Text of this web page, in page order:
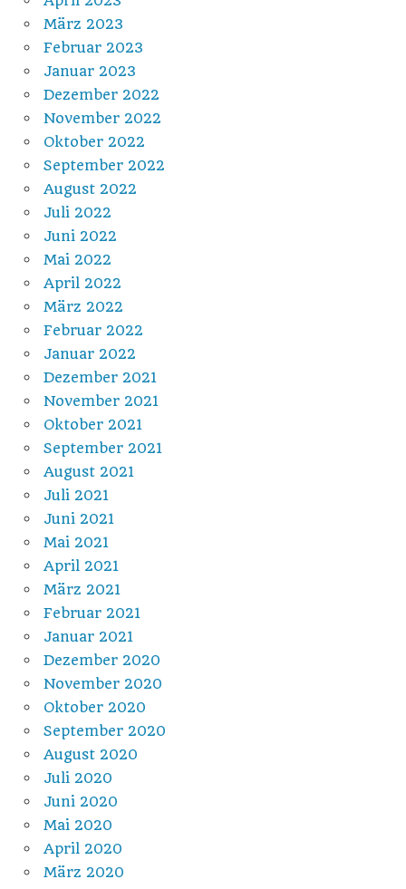
März 2023
Februar 2023
Januar 2023
Dezember 2022
November 2022
Oktober 2022
September 2022
August 2022
Juli 2022
Juni 2022
Mai 2022
April 2022
März 2022
Februar 2022
Januar 2022
Dezember 2021
November 2021
Oktober 2021
September 2021
August 2021
Juli 2021
Juni 2021
Mai 2021
April 2021
März 2021
Februar 2021
Januar 2021
Dezember 2020
November 2020
Oktober 2020
September 2020
August 2020
Juli 2020
Juni 2020
Mai 2020
April 2020
März 2020